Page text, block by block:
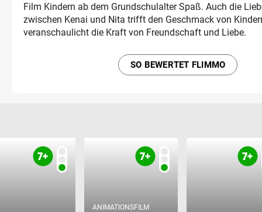
Film Kindern ab dem Grundschulalter Spaß. Auch die
zwischen Kenai und Nita trifft den Geschmack von
veranschaulicht die Kraft von Freundschaft und Liebe.
SO BEWERTET FLIMMO
ANIMATIONSFILM